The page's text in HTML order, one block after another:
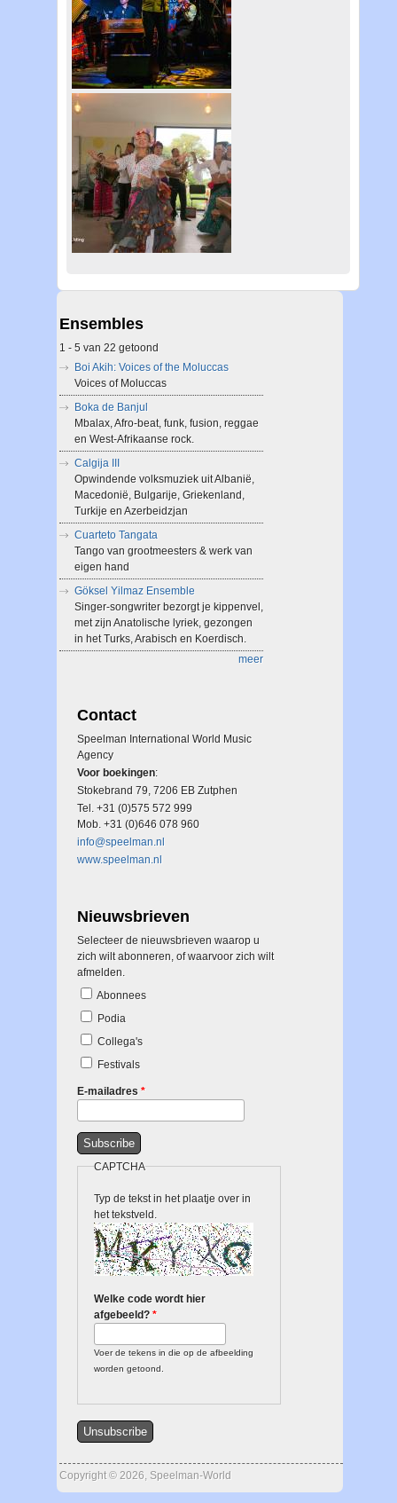
Ensembles
1 - 5 van 22 getoond
Boi Akih: Voices of the Moluccas
Voices of Moluccas
Boka de Banjul
Mbalax, Afro-beat, funk, fusion, reggae
en West-Afrikaanse rock.
Calgija III
Opwindende volksmuziek uit Albanië,
Macedonië, Bulgarije, Griekenland,
Turkije en Azerbeidzjan
Cuarteto Tangata
Tango van grootmeesters & werk van
eigen hand
Göksel Yilmaz Ensemble
Singer-songwriter bezorgt je kippenvel,
met zijn Anatolische lyriek, gezongen
in het Turks, Arabisch en Koerdisch.
meer
Contact
Speelman International World Music
Agency
Voor boekingen:
Stokebrand 79, 7206 EB Zutphen
Tel. +31 (0)575 572 999
Mob. +31 (0)646 078 960
info@speelman.nl
www.speelman.nl
Nieuwsbrieven
Selecteer de nieuwsbrieven waarop u
zich wilt abonneren, of waarvoor zich wilt
afmelden.
Abonnees
Podia
Collega's
Festivals
E-mailadres *
CAPTCHA
Typ de tekst in het plaatje over in
het tekstveld.
Welke code wordt hier
afgebeeld?*
Voer de tekens in die op de afbeelding
worden getoond.
Copyright © 2026, Speelman-World